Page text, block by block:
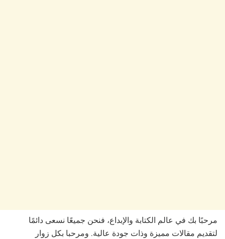
مرحبًا بك في عالم الكتابة والإبداع، فنحن جميعًا نسعى دائمًا
لتقديم مقالات مميزة وذات جودة عالية. ومرحبا بكل زوار